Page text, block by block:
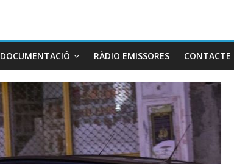
DOCUMENTACIÓ RÀDIO EMISSORES CONTACTE